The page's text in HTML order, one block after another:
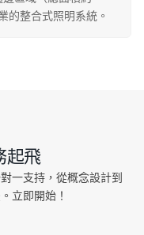
的整合式照明系統。
起飛
一支持，從概念設計到
立即開始！